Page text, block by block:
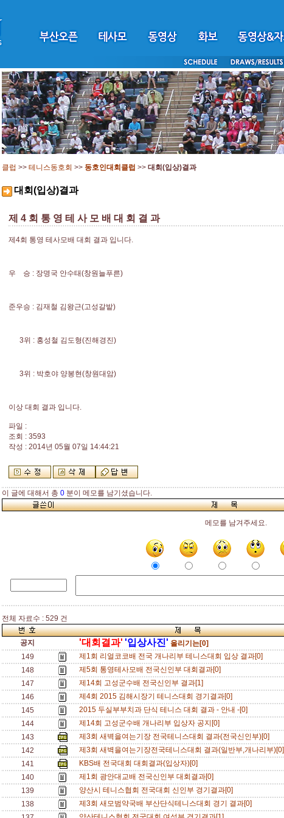
클럽 >> 테니스동호회 >> 동호인대회클럽 >> 대회(입상)결과
대회(입상)결과
제 4 회 통 영 테 사 모 배 대 회 결 과
제4회 통영 테사모배 대회 결과 입니다.
우 승 : 장명국 안수태(창원늘푸른)
준우승 : 김재철 김왕근(고성갈밭)
3위 : 홍성철 김도형(진해경진)
3위 : 박호야 양봉현(창원대암)
이상 대회 결과 입니다.
파일 :
조회 : 3593
작성 : 2014년 05월 07일 14:44:21
이 글에 대해서 총 0 분이 메모를 남기셨습니다.
메모를 남겨주세요.
전체 자료수 : 529 건
공지 '대회결과' '입상사진' 올리기는[0]
149
제1회 리얼코코배 전국 개나리부 테니스대회 입상 결과[0]
148
제5회 통영테사모배 전국신인부 대회결과[0]
147
제14회 고성군수배 전국신인부 결과[1]
146
제4회 2015 김해시장기 테니스대회 경기결과[0]
145
2015 두실부부치과 단식 테니스 대회 결과 - 안내 -[0]
144
제14회 고성군수배 개나리부 입상자 공지[0]
143
제3회 새벽을여는기장 전국테니스대회 결과(전국신인부)[0]
142
제3회 새벽을여는기장전국테니스대회 결과(일반부,개나리부)[0]
141
KBS배 전국대회 대회결과(입상자)[0]
140
제1회 광안대교배 전국신인부 대회결과[0]
139
양산시 테니스협회 전국대회 신인부 경기결과[0]
138
제3회 새모범약국배 부산단식테니스대회 경기 결과[0]